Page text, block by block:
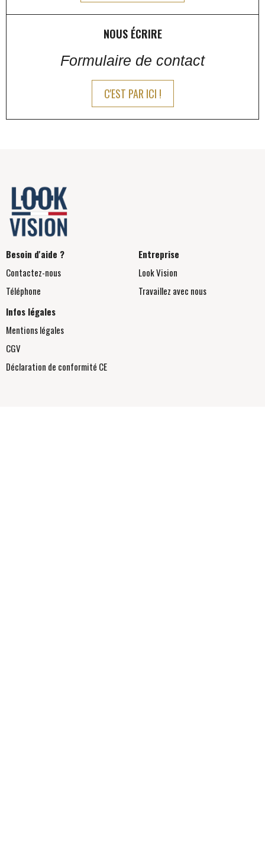
NOUS ÉCRIRE
Formulaire de contact
C'EST PAR ICI !
Besoin d'aide ?
Contactez-nous
Téléphone
Entreprise
Look Vision
Travaillez avec nous
Infos légales
Mentions légales
CGV
Déclaration de conformité CE